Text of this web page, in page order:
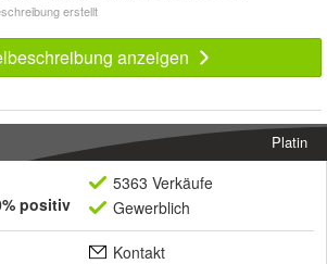
erstellt
anzeigen
Platin
positiv
5363 Verkäufe
Gewerblich
Kontakt